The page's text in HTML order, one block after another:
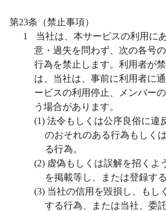
第23条（禁止事項）
1
当社は、本サービスの利用に
意・過失を問わず、次の各号
行為を禁止します。利用者が
は、当社は、事前に利用者に
ービスの利用停止、メンバー
う場合があります。
(1) 法令もしくは公序良俗に違
のおそれのある行為もしく
る行為。
(2) 虚偽もしくは誤解を招くよ
を掲載等し、または登録する
(3) 当社の信用を毀損し、もし
する行為、または当社、委